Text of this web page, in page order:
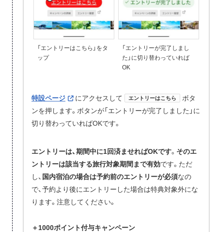
「エントリーはこちら」をタ
ップ
「エントリーが完了しまし
た」に切り替わっていれば
OK
特設ページ にアクセスして エントリーはこちら
ボタ
ンを押します。ボタンが「エントリーが完了しました」に
切り替わっていればOKです。
エントリーは、期間中に1回済ませればOKです。 そのエ
ントリーは該当する旅行対象期間まで有効です。ただ
し、 国内宿泊の場合は予約前のエントリーが必須なの
で、予約より後にエントリーした場合は特典対象外にな
ります。注意してください。
＋1000ポイント付与キャンペーン